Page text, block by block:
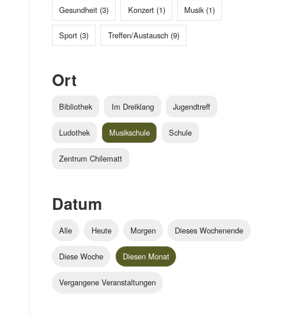
Gesundheit (3) Konzert (1) Musik (1)
Sport (3) Treffen/Austausch (9)
Ort
Bibliothek Im Dreiklang Jugendtreff
Ludothek Musikschule Schule
Zentrum Chilematt
Datum
Alle Heute Morgen Dieses Wochenende
Diese Woche Diesen Monat
Vergangene Veranstaltungen